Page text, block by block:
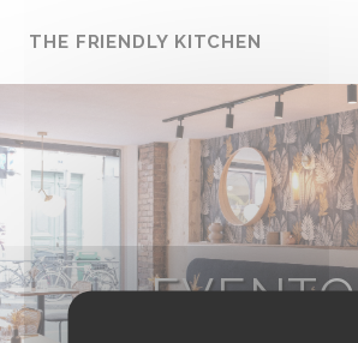
THE FRIENDLY KITCHEN